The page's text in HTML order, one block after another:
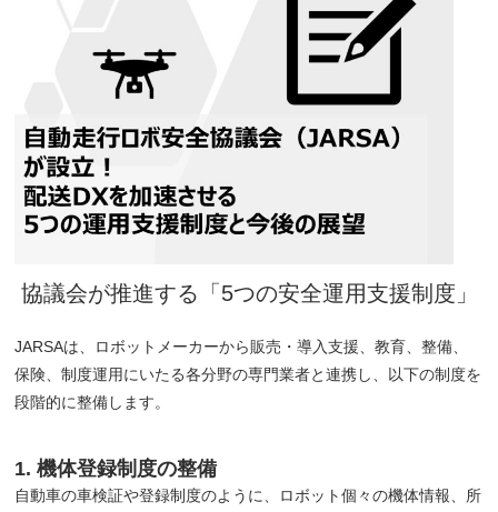
協議会が推進する「5つの安全運用支援制度」
JARSAは、ロボットメーカーから販売・導入支援、教育、整備、
保険、制度運用にいたる各分野の専門業者と連携し、以下の制度を
段階的に整備します。
1. 機体登録制度の整備
自動車の車検証や登録制度のように、ロボット個々の機体情報、所